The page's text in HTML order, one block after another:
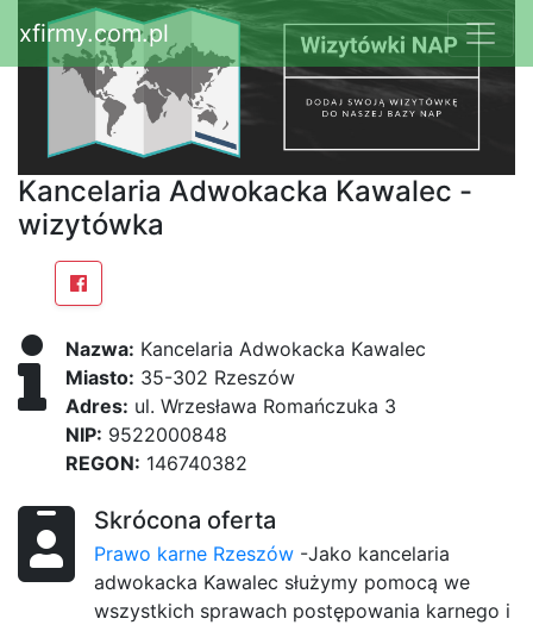
xfirmy.com.pl
Kancelaria Adwokacka Kawalec -
wizytówka
Nazwa: Kancelaria Adwokacka Kawalec
Miasto: 35-302 Rzeszów
Adres: ul. Wrzesława Romańczuka 3
NIP: 9522000848
REGON: 146740382
Skrócona oferta
Prawo karne Rzeszów -Jako kancelaria
adwokacka Kawalec służymy pomocą we
wszystkich sprawach postępowania karnego i